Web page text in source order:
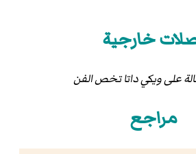
خارجية
على ويكي داتا تخص الفن
مراجع